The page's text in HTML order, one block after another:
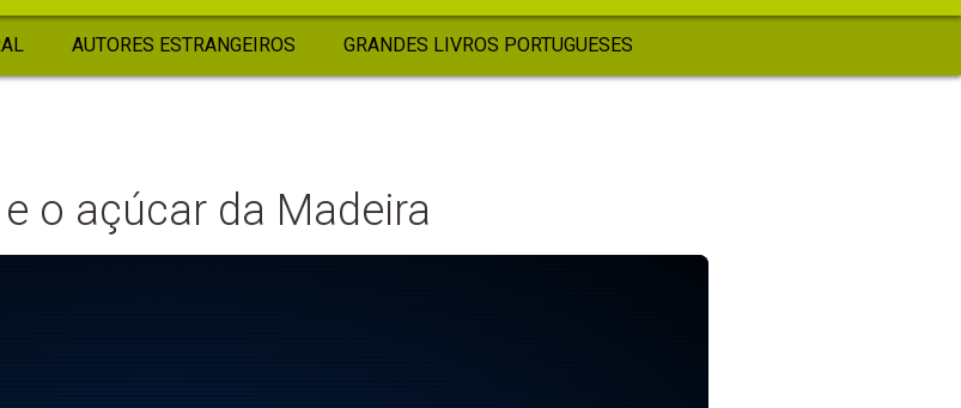
AUTORES ESTRANGEIROS GRANDES LIVROS PORTUGUESES
o açúcar da Madeira